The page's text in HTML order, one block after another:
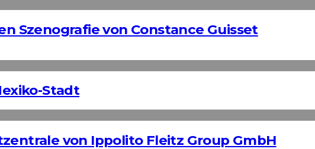
Szenografie von Constance Guisset
Stadt
von Ippolito Fleitz Group GmbH